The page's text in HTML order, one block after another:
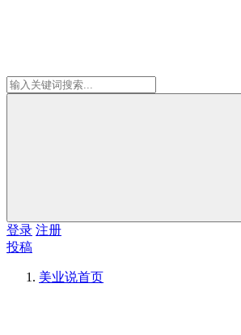
登录 注册
投稿
美业说首页